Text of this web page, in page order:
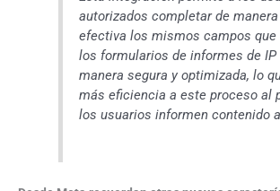
autorizados completar de
efectiva los mismos campos que
los formularios de informes de IP
manera segura y optimizada, lo
más eficiencia a este proceso al
los usuarios informen contenido